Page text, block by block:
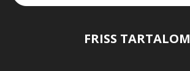
FRISS TARTALOM